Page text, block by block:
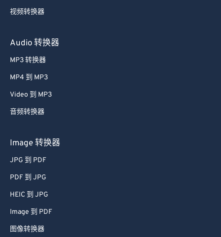
视频转换器
Audio 转换器
MP3 转换器
MP4 到 MP3
Video 到 MP3
音频转换器
Image 转换器
JPG 到 PDF
PDF 到 JPG
HEIC 到 JPG
Image 到 PDF
图像转换器